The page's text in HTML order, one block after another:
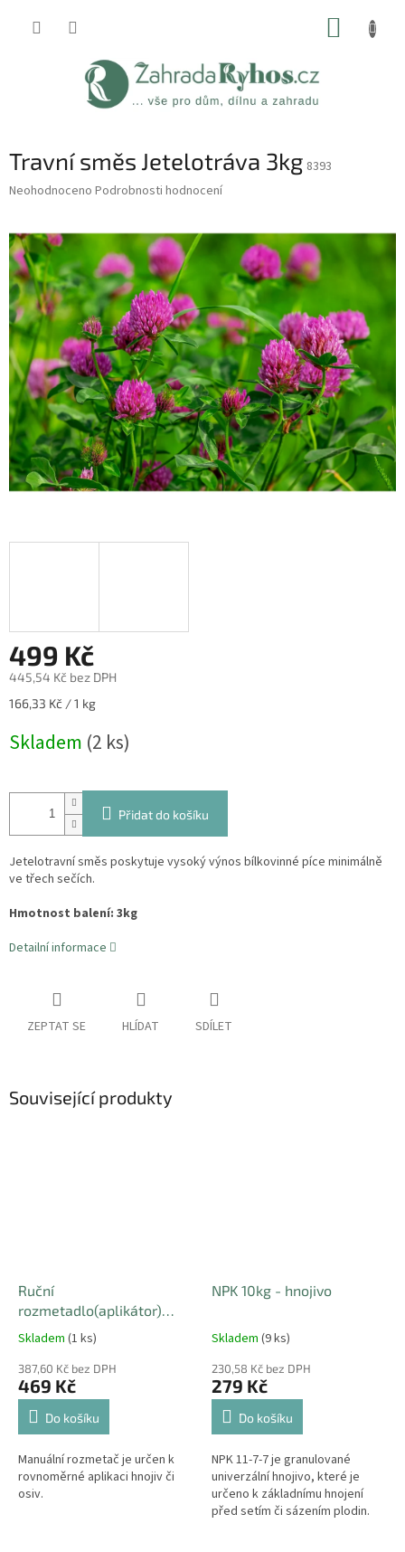
Travní směs Jetelotráva 3kg 8393
Průměrné
je
0,0
z
5
hvězdiček.
Neohodnoceno Podrobnosti hodnocení
499 Kč
445,54 Kč bez DPH
Měrná
166,33 Kč / 1 kg
Skladem (2 ks)
Přidat do košíku
Jetelotravní směs poskytuje vysoký výnos bílkovinné píce minimálně
ve třech sečích.
Hmotnost balení: 3kg
Detailní informace
ZEPTAT SE HLÍDAT SDÍLET
Související produkty
Ruční
rozmetadlo(aplikátor)
hnojiv a travního osení 2,7l
Skladem (1 ks)
387,60 Kč bez DPH
469 Kč
Do košíku
Manuální rozmetač je určen k
rovnoměrné aplikaci hnojiv či
osiv.
NPK 10kg - hnojivo
Skladem (9 ks)
230,58 Kč bez DPH
279 Kč
Do košíku
NPK 11-7-7 je granulované
univerzální hnojivo, které je
určeno k základnímu hnojení
před setím či sázením plodin.